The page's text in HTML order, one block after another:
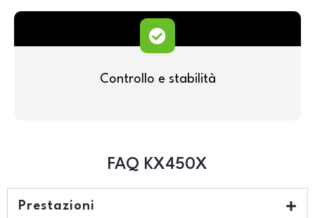
Controllo e stabilità
FAQ KX450X
Prestazioni